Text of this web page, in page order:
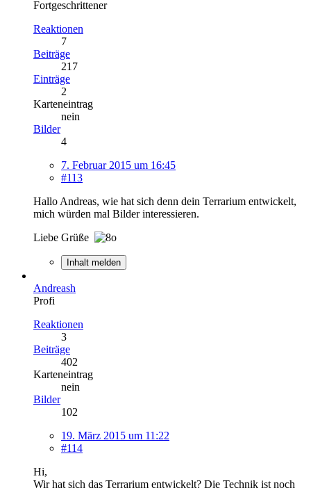
Fortgeschrittener
Reaktionen
7
Beiträge
217
Einträge
2
Karteneintrag
nein
Bilder
4
7. Februar 2015 um 16:45
#113
Hallo Andreas, wie hat sich denn dein Terrarium entwickelt,
mich würden mal Bilder interessieren.
Liebe Grüße
Inhalt melden
Andreash
Profi
Reaktionen
3
Beiträge
402
Karteneintrag
nein
Bilder
102
19. März 2015 um 11:22
#114
Hi,
Wir hat sich das Terrarium entwickelt? Die Technik ist noch